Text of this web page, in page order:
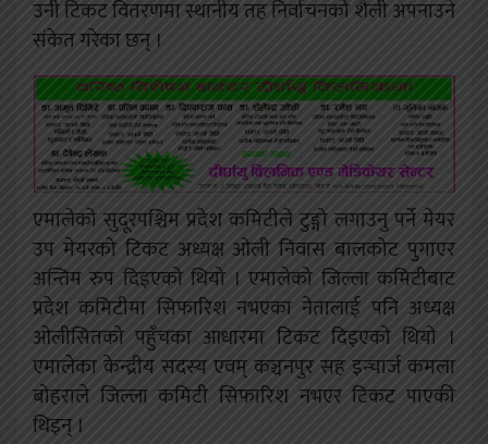
उनी टिकट वितरणमा स्थानीय तह निर्वाचनको शैली अपनाउने
संकेत गरेका छन् ।
एमालेको सुदूरपश्चिम प्रदेश कमिटीले टुङ्गो लगाउनु पर्ने मेयर
उप मेयरको टिकट अध्यक्ष ओली निवास बालकोट पुगाएर
अन्तिम रुप दिइएको थियो । एमालेको जिल्ला कमिटीबाट
प्रदेश कमिटीमा सिफारिश नभएका नेतालाई पनि अध्यक्ष
ओलीसितको पहुँचका आधारमा टिकट दिइएको थियो ।
एमालेका केन्द्रीय सदस्य एवम् कञ्चनपुर सह इन्चार्ज कमला
बोहराले जिल्ला कमिटी सिफारिश नभएर टिकट पाएकी
थिइन् ।